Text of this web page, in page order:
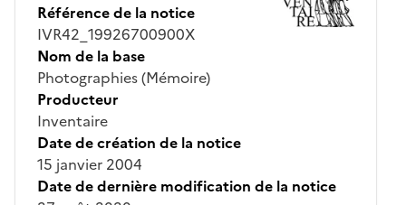
Référence de la notice
IVR42_19926700900X
Nom de la base
Photographies (Mémoire)
Producteur
Inventaire
Date de création de la notice
15 janvier 2004
Date de dernière modification de la notice